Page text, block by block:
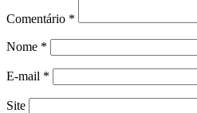
Comentário *
Nome *
E-mail *
Site